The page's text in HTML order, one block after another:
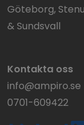
Göteborg,
& Sundsvall
Kontakta oss
info@ampiro.se
0701-609422